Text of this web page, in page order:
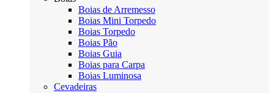
Boias de Arremesso
Boias Mini Torpedo
Boias Torpedo
Boias Pão
Boias Guia
Boias para Carpa
Boias Luminosa
Cevadeiras